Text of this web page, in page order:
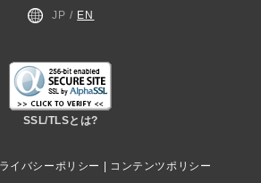
JP / EN
SSL/TLSとは?
イバシーポリシー コンテンツポリシー